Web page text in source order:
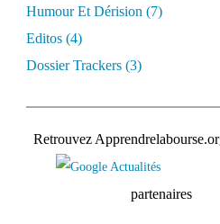
Humour Et Dérision (7)
Editos (4)
Dossier Trackers (3)
Retrouvez
partenaires